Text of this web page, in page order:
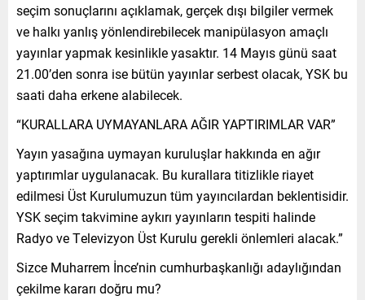
seçim sonuçlarını açıklamak, gerçek dışı bilgiler vermek
ve halkı yanlış yönlendirebilecek manipülasyon amaçlı
yayınlar yapmak kesinlikle yasaktır. 14 Mayıs günü saat
21.00’den sonra ise bütün yayınlar serbest olacak, YSK bu
saati daha erkene alabilecek.
“KURALLARA UYMAYANLARA AĞIR YAPTIRIMLAR VAR”
Yayın yasağına uymayan kuruluşlar hakkında en ağır
yaptırımlar uygulanacak. Bu kurallara titizlikle riayet
edilmesi Üst Kurulumuzun tüm yayıncılardan beklentisidir.
YSK seçim takvimine aykırı yayınların tespiti halinde
Radyo ve Televizyon Üst Kurulu gerekli önlemleri alacak.”
Sizce Muharrem İnce’nin cumhurbaşkanlığı adaylığından
çekilme kararı doğru mu?